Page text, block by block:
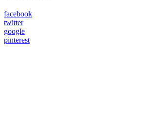
facebook
twitter
google
pinterest